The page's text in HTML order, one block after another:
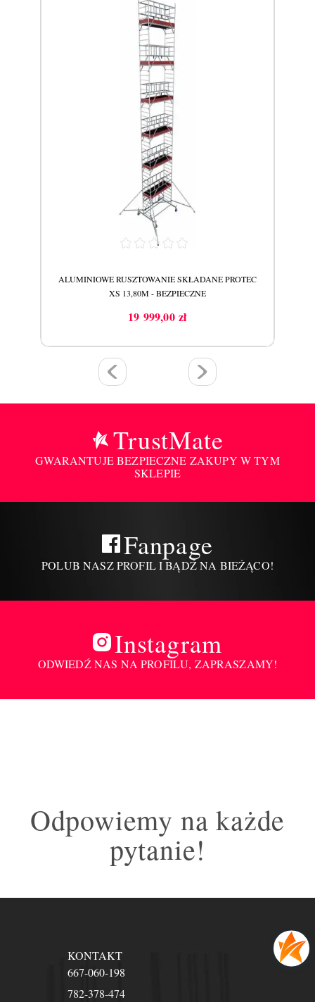
ALUMINIOWE RUSZTOWANIE SKŁADANE PROTEC
XS 13,80M - BEZPIECZNE
Cena
19 999,00 zł
TrustMate
GWARANTUJE BEZPIECZNE ZAKUPY W TYM
SKLEPIE
Fanpage
POLUB NASZ PROFIL I BĄDŹ NA BIEŻĄCO!
Instagram
ODWIEDŹ NAS NA PROFILU, ZAPRASZAMY!
Odpowiemy na każde
pytanie!
KONTAKT
667-060-198
782-378-474